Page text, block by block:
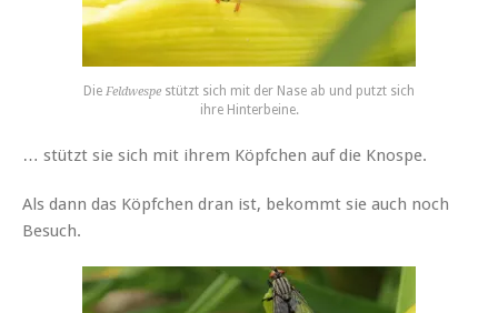
Die Feldwespe stützt sich mit der Nase ab und putzt sich
ihre Hinterbeine.
… stützt sie sich mit ihrem Köpfchen auf die Knospe.
Als dann das Köpfchen dran ist, bekommt sie auch noch
Besuch.